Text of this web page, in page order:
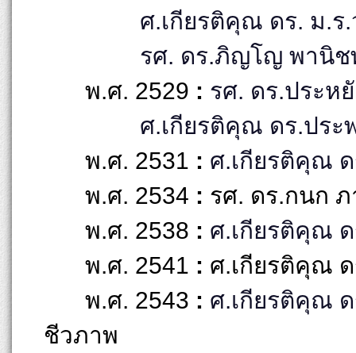
ศ.เกียรติคุณ ดร. ม.
รศ. ดร.ภิญโญ พานิ
พ.ศ. 2529 : รศ. ดร.ประห
ศ.เกียรติคุณ ดร.ประ
พ.ศ. 2531 : ศ.เกียรติคุณ
พ.ศ. 2534 : รศ. ดร.กนก
พ.ศ. 2538 : ศ.เกียรติคุณ
พ.ศ. 2541 : ศ.เกียรติคุณ
พ.ศ. 2543 : ศ.เกียรติคุณ
ชีวภาพ